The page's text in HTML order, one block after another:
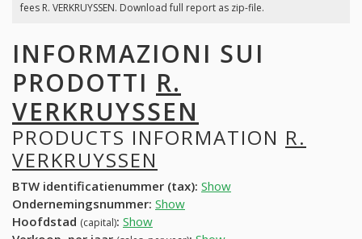
fees R. VERKRUYSSEN. Download full report as zip-file.
INFORMAZIONI SUI
PRODOTTI R.
VERKRUYSSEN
PRODUCTS INFORMATION R.
VERKRUYSSEN
BTW identificatienummer (tax): Show
Ondernemingsnummer: Show
Hoofdstad (capital): Show